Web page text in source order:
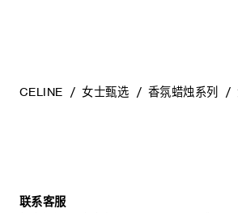
产品执行的标准编号：国妆网备进字（
成分：水、甘油、椰油醇-辛酸酯/癸酸酯、
CELINE 女士甄选 香氛蜡烛系列
联系客服